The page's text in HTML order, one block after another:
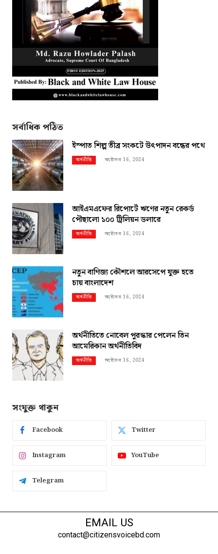
সর্বাধিক পঠিত
ইস্পাত শিল্প তীব্র সংকটে উৎপাদন বন্ধের পথে
অর্থনীতি অক্টোবর 16, 2024
আইএমএফের রিপোর্টে ঋণের নতুন রেকর্ড
পৌছালো ১০০ ট্রিলিয়ন ডলারে
অর্থনীতি অক্টোবর 16, 2024
নতুন বাণিজ্য কৌশলে আরসেপে যুক্ত হতে
চায় বাংলাদেশ
অর্থনীতি অক্টোবর 16, 2024
অর্থনীতিতে নোবেল পুরস্কার পেলেন তিন
আমেরিকান অর্থনীতিবিদ
অর্থনীতি অক্টোবর 16, 2024
সংযুক্ত থাকুন
Facebook Twitter
Instagram YouTube
Telegram
EMAIL US
contact@citizensvoicebd.com